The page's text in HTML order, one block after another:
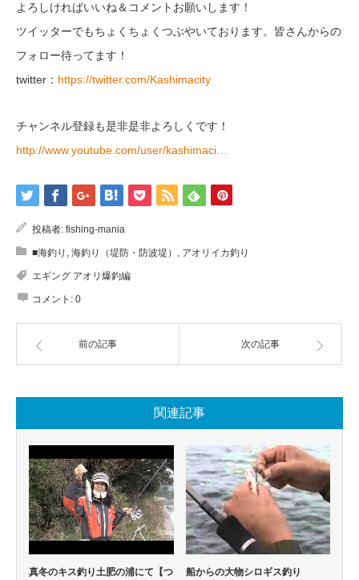
よろしければいいね＆コメントお願いします！
ツイッターでもちょくちょくつぶやいております。皆さんからの
フォロー待ってます！
twitter： https://twitter.com/Kashimacity
チャンネル登録も是非是非よろしくです！
http://www.youtube.com/user/kashimaci…
投稿者: fishing-mania
■海釣り , 海釣り（堤防・防波堤） , アオリイカ釣り
エギング アオリ爆釣編
コメント: 0
前の記事 次の記事
関連記事
真冬のキス釣り土肥の浦にて【つ
船からの大物シロギス釣り